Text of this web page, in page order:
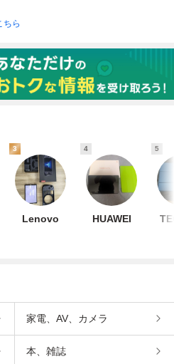
ちら
3
Lenovo
4
HUAWEI
5
家電、AV、カメラ
本、雑誌